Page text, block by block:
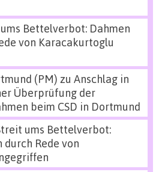
Bettelverbot: Dahmen
von Karacakurtoglu
(PM) zu Anschlag in
Überprüfung der
beim CSD in Dortmund
ums Bettelverbot:
Rede von